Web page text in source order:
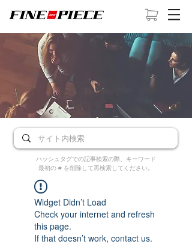
ハッシュタグでの記事検索の際、キーワード
最初の # を削除して再検索してください。
Widget Didn’t Load
Check your internet and refresh
this page.
If that doesn’t work, contact us.